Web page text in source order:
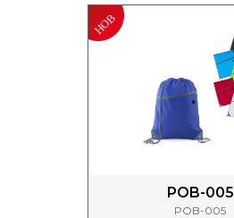
POB-005
POB-005